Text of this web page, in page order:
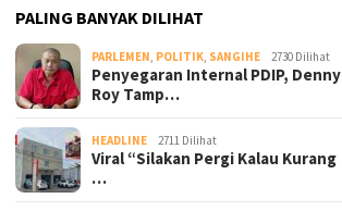
PALING BANYAK DILIHAT
PARLEMEN, POLITIK, SANGIHE 2730 Dilihat
Penyegaran Internal PDIP, Denny
Roy Tamp…
HEADLINE 2711 Dilihat
Viral “Silakan Pergi Kalau Kurang
…